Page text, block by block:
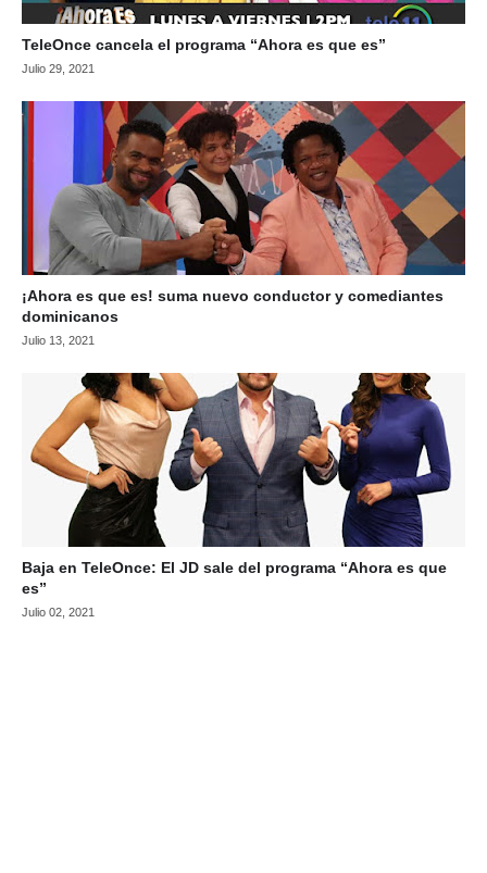
TeleOnce cancela el programa “Ahora es que es”
Julio 29, 2021
¡Ahora es que es! suma nuevo conductor y comediantes
dominicanos
Julio 13, 2021
Baja en TeleOnce: El JD sale del programa “Ahora es que
es”
Julio 02, 2021